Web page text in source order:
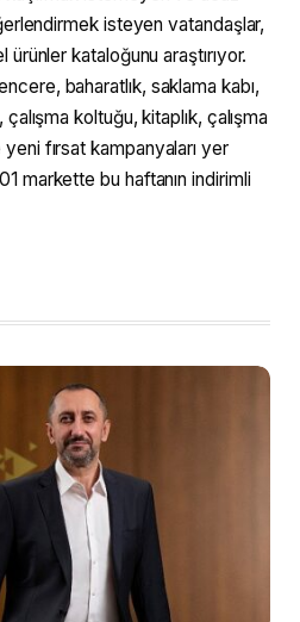
isteyen vatandaşlar,
kataloğunu araştırıyor.
baharatlık, saklama kabı,
koltuğu, kitaplık, çalışma
fırsat kampanyaları yer
markette bu haftanın indirimli